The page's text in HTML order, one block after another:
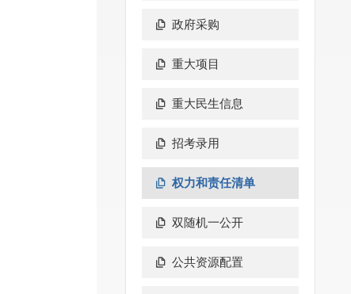
政府采购
重大项目
重大民生信息
招考录用
权力和责任清单
双随机一公开
公共资源配置